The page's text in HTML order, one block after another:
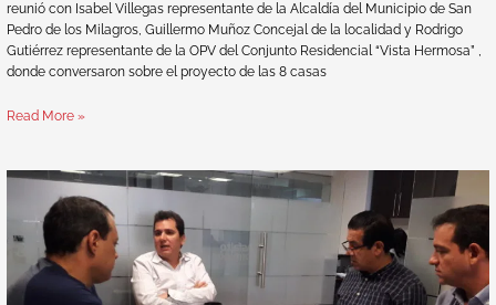
reunió con Isabel Villegas representante de la Alcaldía del Municipio de San
Pedro de los Milagros, Guillermo Muñoz Concejal de la localidad y Rodrigo
Gutiérrez representante de la OPV del Conjunto Residencial “Vista Hermosa” ,
donde conversaron sobre el proyecto de las 8 casas
Read More »